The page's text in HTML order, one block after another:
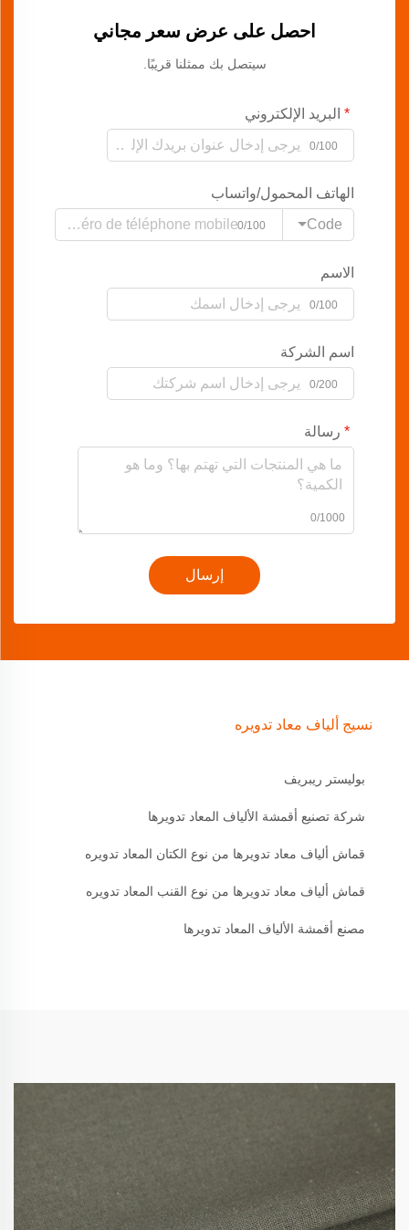
احصل على عرض سعر مجاني
سيتصل بك ممثلنا قريبًا.
البريد الإلكتروني
0/100
الهاتف المحمول/واتساب
Code
0/100
الاسم
0/100
اسم الشركة
0/200
رسالة
0/1000
إرسال
نسيج ألياف معاد تدويره
بوليستر ريبريف
شركة تصنيع أقمشة الألياف المعاد تدويرها
قماش ألياف معاد تدويرها من نوع الكتان المعاد تدويره
قماش ألياف معاد تدويرها من نوع القنب المعاد تدويره
مصنع أقمشة الألياف المعاد تدويرها